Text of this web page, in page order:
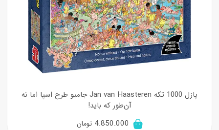
پازل 1000 تکه Jan van Haasteren جامبو طرح اسپا اما نه
آن‌طور که باید!
4.850.000 تومان